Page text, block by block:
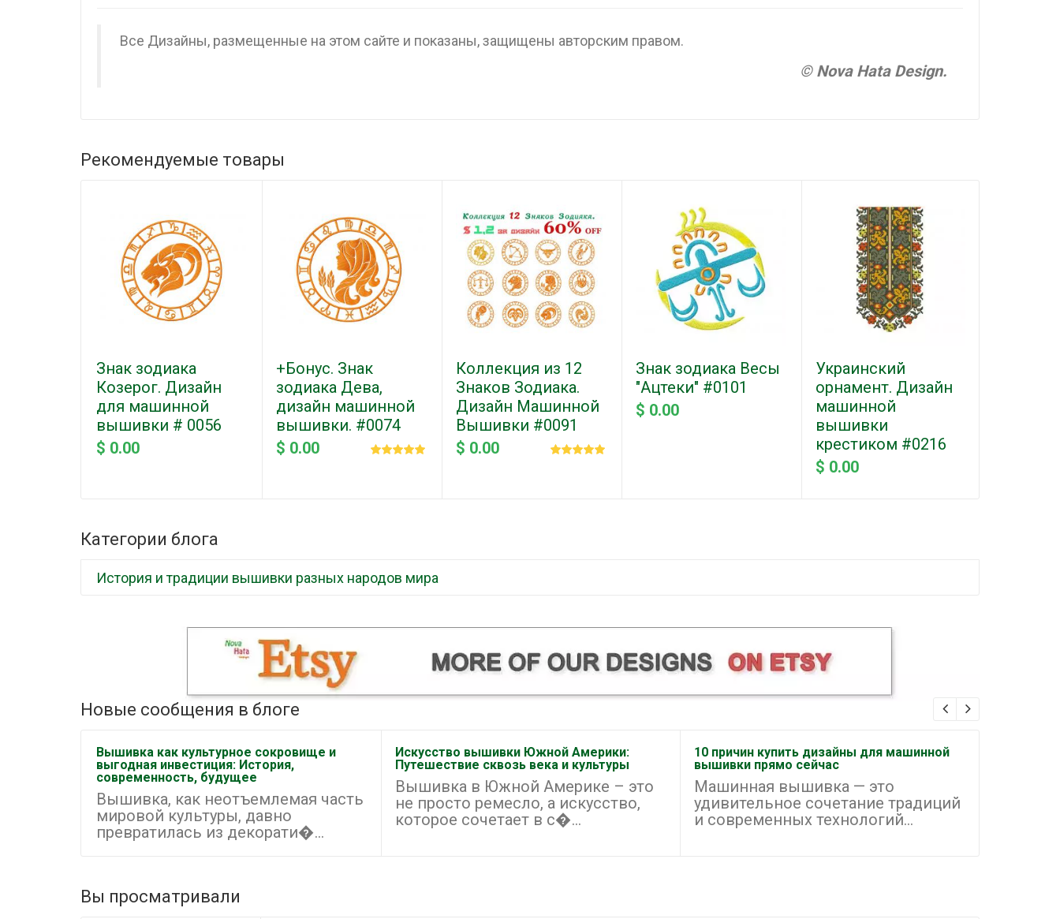
Все Дизайны, размещенные на этом сайте и показаны, защищены авторским правом.
© Nova Hata Design.
Рекомендуемые товары
Знак зодиака
Козерог. Дизайн
для машинной
вышивки # 0056
$ 0.00
+Бонус. Знак
зодиака Дева,
дизайн машинной
вышивки. #0074
$ 0.00
Коллекция из 12
Знаков Зодиака.
Дизайн Машинной
Вышивки #0091
$ 0.00
Знак зодиака Весы
"Ацтеки" #0101
$ 0.00
Украинский
орнамент. Дизайн
машинной
вышивки
крестиком #0216
$ 0.00
Категории блога
История и традиции вышивки разных народов мира
Новые сообщения в блоге
Вышивка как культурное сокровище и
выгодная инвестиция: История,
современность, будущее
Вышивка, как неотъемлемая часть
мировой культуры, давно
превратилась из декорати�...
Искусство вышивки Южной Америки:
Путешествие сквозь века и культуры
Вышивка в Южной Америке – это
не просто ремесло, а искусство,
которое сочетает в с�...
10 причин купить дизайны для машинной
вышивки прямо сейчас
Машинная вышивка — это
удивительное сочетание традиций
и современных технологий...
Вы просматривали